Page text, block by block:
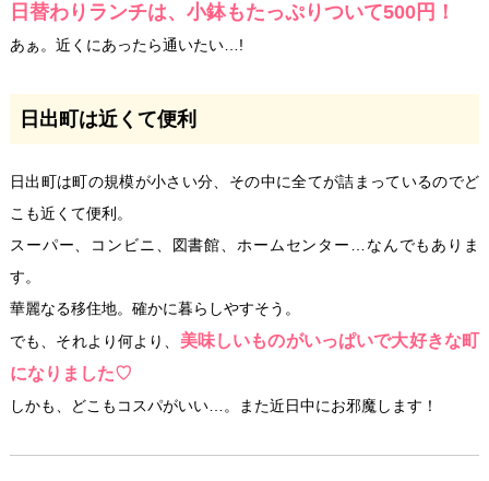
日替わりランチは、小鉢もたっぷりついて500円！
あぁ。近くにあったら通いたい…!
日出町は近くて便利
日出町は町の規模が小さい分、その中に全てが詰まっているのでど
こも近くて便利。
スーパー、コンビニ、図書館、ホームセンター…なんでもありま
す。
華麗なる移住地。確かに暮らしやすそう。
でも、それより何より、 美味しいものがいっぱいで大好きな町
になりました♡
しかも、どこもコスパがいい…。また近日中にお邪魔します！